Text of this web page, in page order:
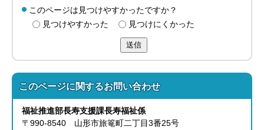
このページは見つけやすかったですか？
見つけやすかった
見つけにくかった
送信
このページに関するお問い合わせ
福祉推進部長寿支援課長寿福祉係
〒990-8540 山形市旅篭町二丁目3番25号